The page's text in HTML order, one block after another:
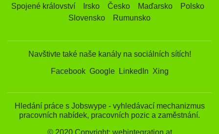
Spojené království
Irsko Česko Maďarsko
Polsko
Slovensko
Rumunsko
Navštivte také naše kanály na sociálních sítích!
Facebook Google LinkedIn Xing
Hledání práce s Jobswype - vyhledávací mechanizmus
pracovních nabídek, pracovních pozic a zaměstnání.